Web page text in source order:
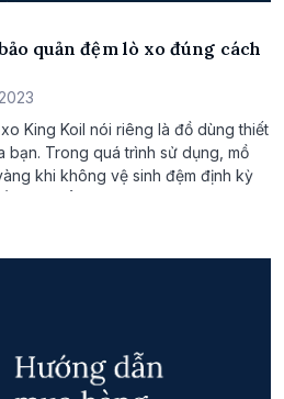
quản đệm lò xo đúng cách
King Koil nói riêng là đồ dùng thiết
bạn. Trong quá trình sử dụng, mồ
khi không vệ sinh đệm định kỳ